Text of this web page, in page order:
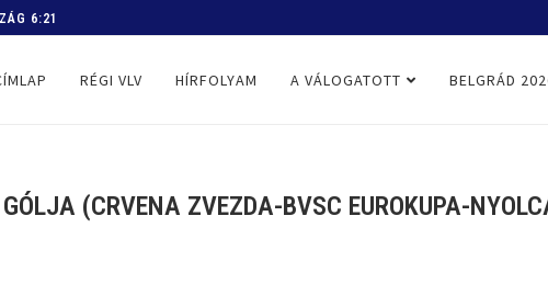
RÉGI VLV HÍRFOLYAM A VÁLOGATOTT BELGRÁD
(CRVENA ZVEZDA-BVSC EUROKUPA-